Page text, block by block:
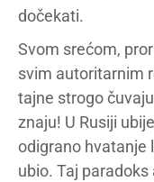
dočekati.
Svom srećom,
svim autoritarnim
tajne strogo
znaju! U Rusiji
odigrano hvatanje
ubio. Taj